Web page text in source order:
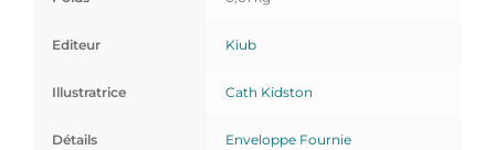
Editeur Kiub
Illustratrice Cath Kidston
Détails Enveloppe Fournie